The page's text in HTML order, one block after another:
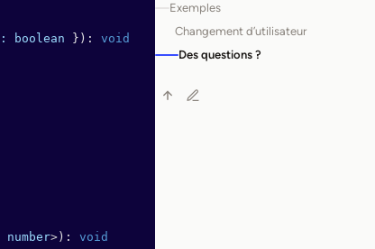
boolean }): void
number> ): void
Exemples
Changement d’utilisateur
Des questions ?